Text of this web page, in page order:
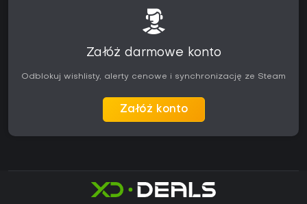
Załóż darmowe konto
Odblokuj wishlisty, alerty cenowe i synchronizację ze Steam
Załóż konto